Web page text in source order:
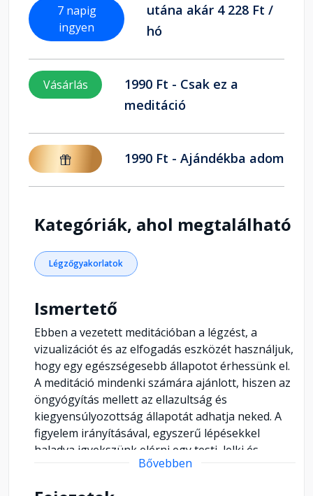
7 napig
ingyen
utána akár 4 228 Ft /
hó
Vásárlás
1990 Ft - Csak ez a
meditáció
1990 Ft - Ajándékba adom
Kategóriák, ahol megtalálható
Légzőgyakorlatok
Ismertető
Ebben a vezetett meditációban a légzést, a
vizualizációt és az elfogadás eszközét használjuk,
hogy egy egészségesebb állapotot érhessünk el.
A meditáció mindenki számára ajánlott, hiszen az
öngyógyítás mellett az ellazultság és
kiegyensúlyozottság állapotát adhatja neked. A
figyelem irányításával, egyszerű lépésekkel
haladva igyekszünk elérni egy testi, lelki és
szellemi egységet. A vezetett meditációba
Bővebben